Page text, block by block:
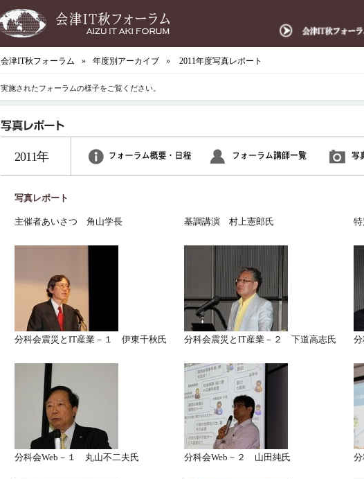
会津IT秋フォーラム » 年度別アーカイブ » 2011年度写真レポート
実施されたフォーラムの様子をご覧ください。
2011年
写真レポート
主催者あいさつ 角山学長 基調講演 村上憲郎氏
分科会震災とIT産業－１ 伊東千秋氏 分科会震災とIT産業－２ 下道高志氏
分科会Web－１ 丸山不二夫氏 分科会Web－２ 山田純氏